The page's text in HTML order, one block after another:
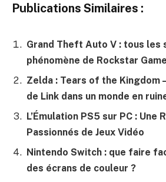
Publications Similaires :
Grand Theft Auto V : tous les
phénomène de Rockstar
Zelda : Tears of the Kingdom
de Link dans un monde en
L’Émulation PS5 sur PC : Une
Passionnés de Jeux Vidéo
Nintendo Switch : que faire
des écrans de couleur ?